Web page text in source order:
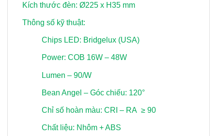
Kích thước đèn: Ø225 x H35 mm
Thông số kỹ thuật:
Chips LED: Bridgelux (USA)
Power: COB 16W – 48W
Lumen – 90/W
Bean Angel – Góc chiếu: 120°
Chỉ số hoàn màu: CRI – RA ≥ 90
Chất liệu: Nhôm + ABS